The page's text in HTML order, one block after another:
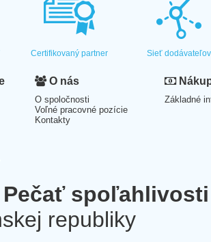
Certifikovaný partner Sieť dodávateľov
O nás
O spoločnosti
Voľné pracovné pozície
Kontakty
Základné
Pečať spoľahlivosti
republiky